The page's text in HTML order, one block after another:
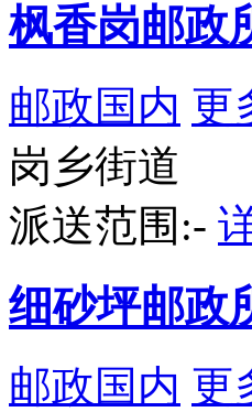
枫香岗邮政
邮政国内 更
岗乡街道
派送范围:-
细砂坪邮政
邮政国内 更